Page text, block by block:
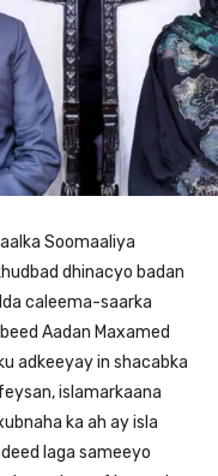
Soomaaliya
dhinacyo badan
caleema-saarka
Aadan Maxamed
adkeeyay in shacabka
islamarkaana
ka ah ay isla
laga sameeyo